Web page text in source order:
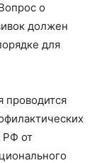
о
должен
для
проводится
РФ от